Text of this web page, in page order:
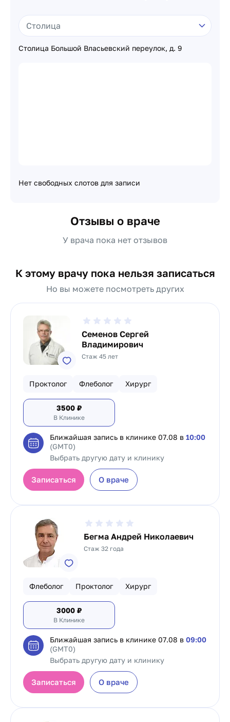
Столица Большой Власьевский переулок, д. 9
Нет свободных слотов для записи
Отзывы о враче
У врача пока нет отзывов
К этому врачу пока нельзя записаться
Но вы можете посмотреть других
Семенов Сергей
Владимирович
Стаж 45 лет
Проктолог Флеболог Хирург
3500 ₽
В Клинике
Ближайшая запись в клинике 07.08 в 10:00
(GMT0)
Выбрать другую дату и клинику
Записаться О враче
Бегма Андрей Николаевич
Стаж 32 года
Флеболог Проктолог Хирург
3000 ₽
В Клинике
Ближайшая запись в клинике 07.08 в 09:00
(GMT0)
Выбрать другую дату и клинику
Записаться О враче